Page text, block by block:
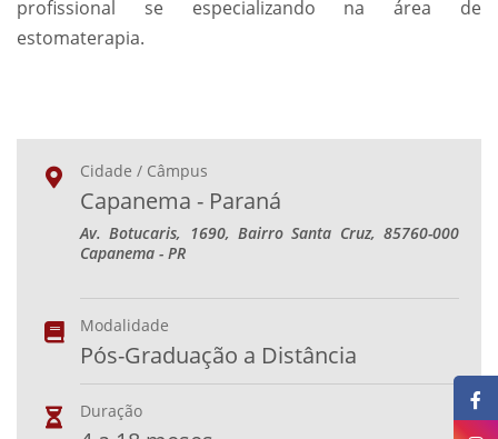
profissional se especializando na área de
estomaterapia.
Cidade / Câmpus
Capanema - Paraná
Av. Botucaris, 1690, Bairro Santa Cruz, 85760-000
Capanema - PR
Modalidade
Pós-Graduação a Distância
Duração